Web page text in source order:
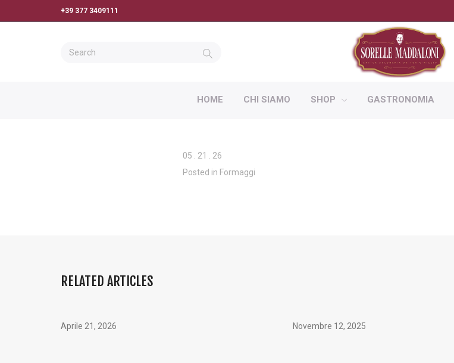
+39 377 3409111
HOME CHI SIAMO SHOP GASTRONOMIA
05 21
26
Posted in Formaggi
RELATED ARTICLES
Aprile 21, 2026 Novembre 12, 2025